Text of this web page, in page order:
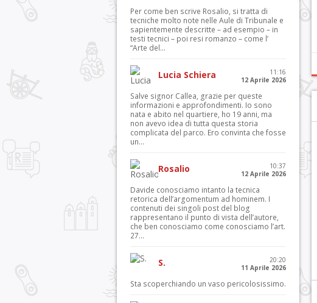
Per come ben scrive Rosalio, si tratta di
tecniche molto note nelle Aule di Tribunale e
sapientemente descritte – ad esempio – in
testi tecnici – poi resi romanzo – come l’
“Arte del...
Lucia Schiera
11:16
12 Aprile 2026
Salve signor Callea, grazie per queste
informazioni e approfondimenti. Io sono
nata e abito nel quartiere, ho 19 anni, ma
non avevo idea di tutta questa storia
complicata del parco. Ero convinta che fosse
un...
Rosalio
10:37
12 Aprile 2026
Davide conosciamo intanto la tecnica
retorica dell’argomentum ad hominem. I
contenuti dei singoli post del blog
rappresentano il punto di vista dell’autore,
che ben conosciamo come conosciamo l’art.
27...
S.
20:20
11 Aprile 2026
Sta scoperchiando un vaso pericolosissimo.